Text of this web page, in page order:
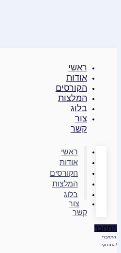
ראשי
אודות
הקורסים
המלצות
בלוג
צור
קשר
ראשי
אודות
הקורסים
המלצות
בלוג
צור
קשר
התחבר
התחברי
/התנתקי